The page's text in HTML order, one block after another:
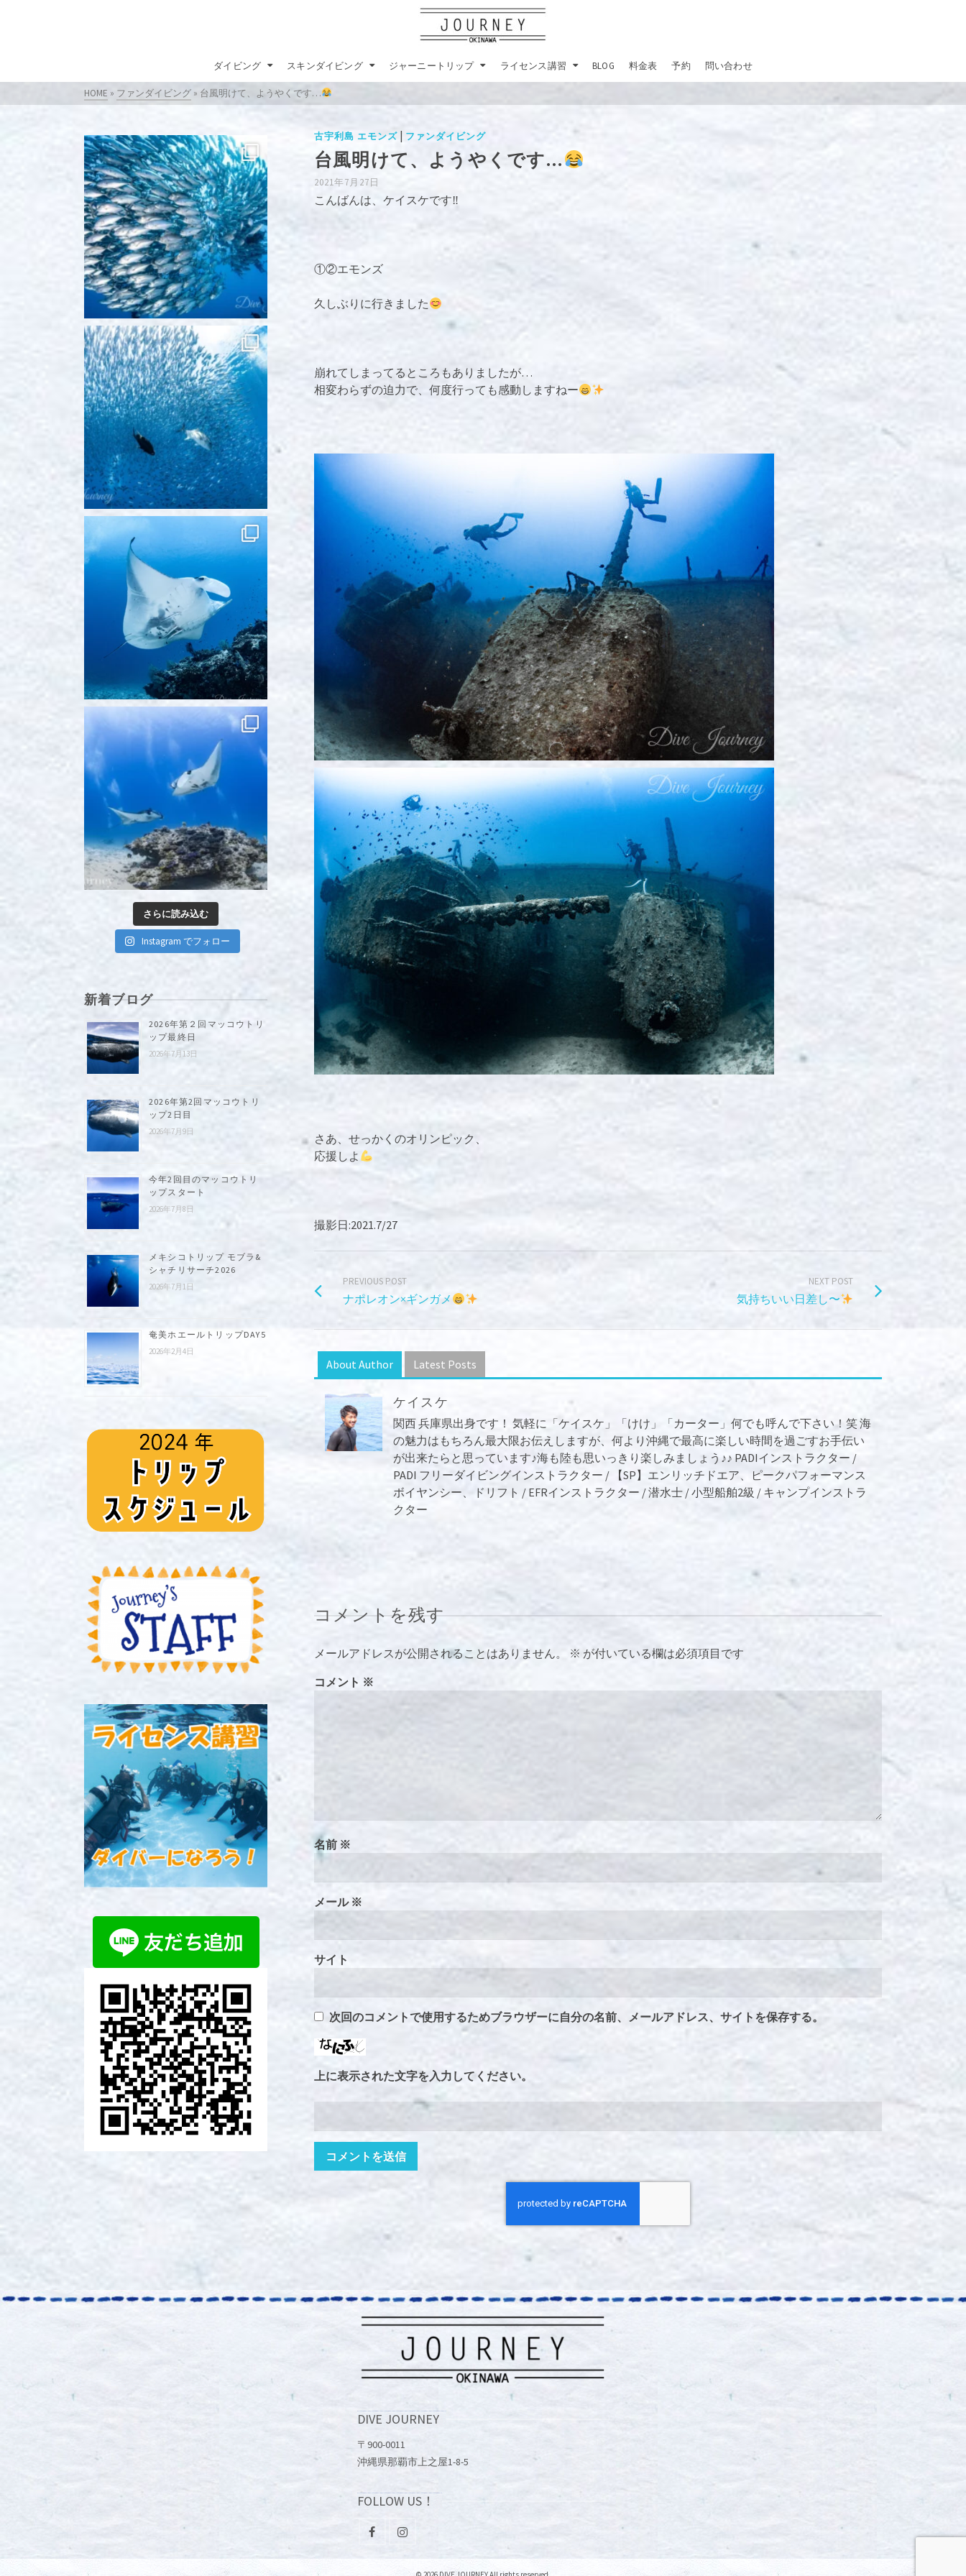
ダイビング スキンダイビング ジャーニートリップ ライセンス講習 BLOG 料金表 予約 問い合わせ
HOME » ファンダイビング » 台風明けて、ようやくです…
古宇利島 エモンズ | ファンダイビング
台風明けて、ようやくです…
2021年7月27日
こんばんは、ケイスケです‼︎
①②エモンズ
久しぶりに行きました
崩れてしまってるところもありましたが…
相変わらずの迫力で、何度行っても感動しますねー
さあ、せっかくのオリンピック、
応援しよ
撮影日:2021.7/27
PREVIOUS POST
ナポレオン×ギンガメ
NEXT POST
気持ちいい日差し〜
About Author Latest Posts
ケイスケ
関西 兵庫県出身です！ 気軽に「ケイスケ」「けけ」「カーター」何でも呼んで下さい！笑 海
の魅力はもちろん最大限お伝えしますが、何より沖縄で最高に楽しい時間を過ごすお手伝い
が出来たらと思っています♪海も陸も思いっきり楽しみましょう♪♪ PADIインストラクター /
PADI フリーダイビングインストラクター / 【SP】エンリッチドエア、ピークパフォーマンス
ボイヤンシー、ドリフト / EFRインストラクター / 潜水士 / 小型船舶2級 / キャンプインストラ
クター
コメントを残す
メールアドレスが公開されることはありません。 ※ が付いている欄は必須項目です
コメント ※
名前 ※
メール ※
サイト
次回のコメントで使用するためブラウザーに自分の名前、メールアドレス、サイトを保存する。
上に表示された文字を入力してください。
さらに読み込む
Instagram でフォロー
新着ブログ
2026年第２回マッコウトリ
ップ最終日
2026年7月13日
2026年第2回マッコウトリ
ップ2日目
2026年7月9日
今年2回目のマッコウトリ
ップスタート
2026年7月8日
メキシコトリップ モブラ&
シャチリサーチ2026
2026年7月1日
奄美ホエールトリップDAY5
2026年2月4日
DIVE JOURNEY
〒900-0011
沖縄県那覇市上之屋1-8-5
FOLLOW US！